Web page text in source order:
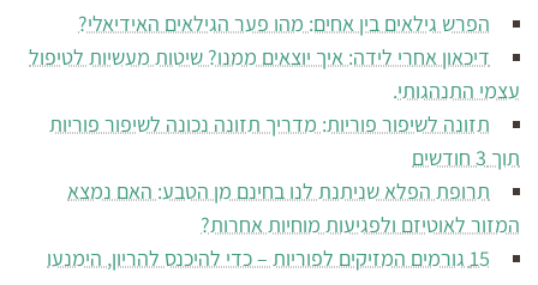
הפרש גילאים בין אחים: מהו פער הגילאים האידיאלי?
דיכאון אחרי לידה: איך יוצאים ממנו? שיטות מעשיות לטיפול
עצמי התנהגותי.
תזונה לשיפור פוריות: מדריך תזונה נכונה לשיפור פוריות
תוך 3 חודשים
תרופת הפלא שניתנת לנו בחינם מן הטבע: האם נמצא
המזור לאוטיזם ולפגיעות מוחיות אחרות?
15 גורמים המזיקים לפוריות – כדי להיכנס להריון, הימנעו